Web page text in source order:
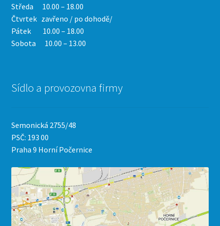
Středa 10.00 – 18.00
Čtvrtek zavřeno / po dohodě/
Pátek 10.00 – 18.00
Sobota 10.00 – 13.00
Sídlo a provozovna firmy
Semonická 2755/48
PSČ: 193 00
Praha 9 Horní Počernice